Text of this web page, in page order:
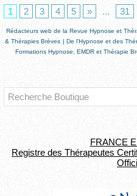
FRANCE
Registre des Thérapeutes
1
2 3 4 5 » ... 31
Rédacteurs web de la Revue Hypnose et
& Thérapies Brèves | De l'Hypnose et des
Formations Hypnose, EMDR et Thérapie